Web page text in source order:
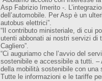
Asp Fabrizio Imerito -.
dell’automobile. Per Asp è un
autobus elettrici”.
“Il contributo ministeriale, di cui
utenti abbonati ai nostri servizi di
Cagliero”.
“Ci auguriamo che l’avvio del
sostenibile e accessibile a tutti. –
della mobilità sostenibile con una
Tutte le informazioni e le tariffe